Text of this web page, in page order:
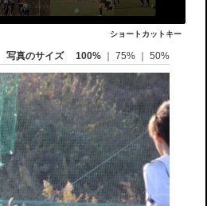
ショートカットキー
写真のサイズ 100% 75% 50%